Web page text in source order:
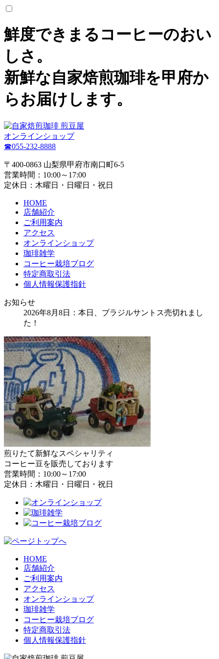
鮮度できまるコーヒーのおい
しさ。
新鮮な自家焙煎珈琲を甲府か
らお届けします。
オンラインショップ
☎055-232-8888
〒400-0863 山梨県甲府市南口町6-5
営業時間：10:00～17:00
定休日：木曜日・日曜日・祝日
HOME
店舗紹介
ご利用案内
アクセス
オンラインショップ
珈琲雑学
コーヒー栽培ブログ
特定商取引法
個人情報保護指針
お知らせ
2026年8月8日：本日、ブラジルサントス売切れまし
た！
煎りたて新鮮なスペシャリティ
コーヒー豆を販売しております
営業時間：10:00～17:00
定休日：木曜日・日曜日・祝日
HOME
店舗紹介
ご利用案内
アクセス
オンラインショップ
珈琲雑学
コーヒー栽培ブログ
特定商取引法
個人情報保護指針